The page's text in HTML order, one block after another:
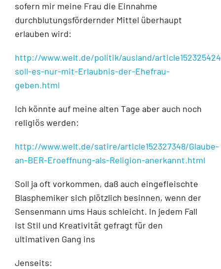
sofern mir meine Frau die Einnahme
durchblutungsfördernder Mittel überhaupt
erlauben wird:
http://www.welt.de/politik/ausland/
soll-es-nur-mit-Erlaubnis-der-Ehefrau-
geben.html
Ich könnte auf meine alten Tage aber auch noch
religiös werden:
http://www.welt.de/satire/article152327348/Glaube-
an-BER-Eroeffnung-als-Religion-anerkannt.html
Soll ja oft vorkommen, daß auch eingefleischte
Blasphemiker sich plötzlich besinnen, wenn der
Sensenmann ums Haus schleicht. In jedem Fall
ist Stil und Kreativität gefragt für den
ultimativen Gang ins
Jenseits: